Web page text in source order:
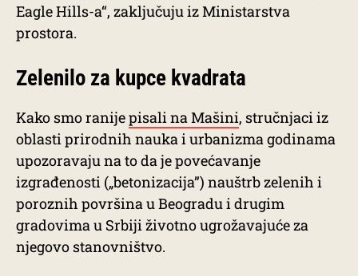
Eagle Hills-a“, zaključuju iz Ministarstva
prostora.
Zelenilo za kupce kvadrata
Kako smo ranijepisali na Mašini, stručnjaci iz
oblasti prirodnih nauka i urbanizma godinama
upozoravaju na to da je povećavanje
izgrađenosti („betonizacija”) nauštrb zelenih i
poroznih površina u Beogradu i drugim
gradovima u Srbiji životno ugrožavajuće za
njegovo stanovništvo.